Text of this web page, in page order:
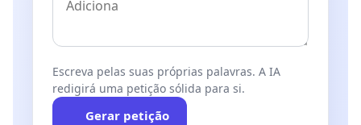
Escreva pelas suas próprias palavras. A IA
redigirá uma petição sólida para si.
Gerar petição